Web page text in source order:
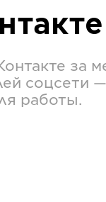
за
соцсети
работы.